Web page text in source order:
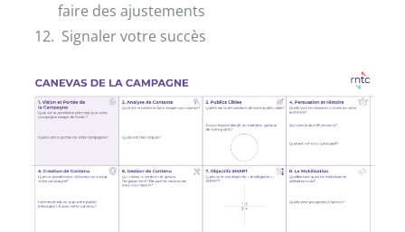
faire des ajustements
Signaler votre succès